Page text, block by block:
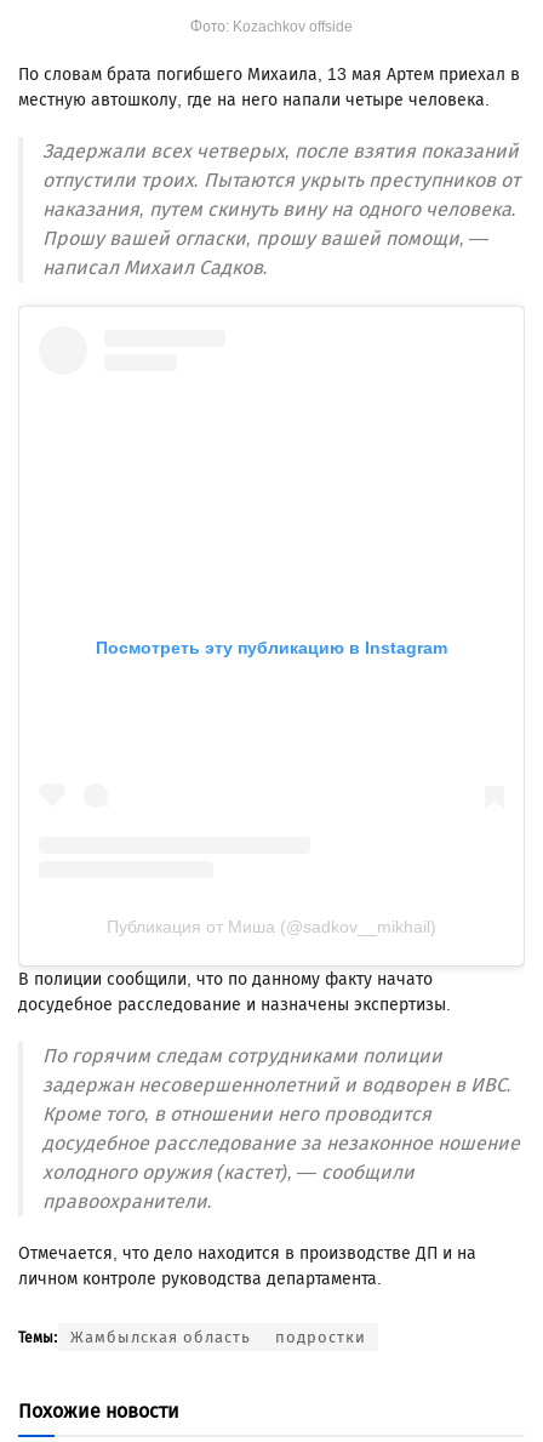
Фото: Kozachkov offside
По словам брата погибшего Михаила, 13 мая Артем приехал в
местную автошколу, где на него напали четыре человека.
Задержали всех четверых, после взятия показаний
отпустили троих. Пытаются укрыть преступников от
наказания, путем скинуть вину на одного человека.
Прошу вашей огласки, прошу вашей помощи, —
написал Михаил Садков.
Посмотреть эту публикацию в Instagram
Публикация от Миша (@sadkov__mikhail)
В полиции сообщили, что по данному факту начато
досудебное расследование и назначены экспертизы.
По горячим следам сотрудниками полиции
задержан несовершеннолетний и водворен в ИВС.
Кроме того, в отношении него проводится
досудебное расследование за незаконное ношение
холодного оружия (кастет), — сообщили
правоохранители.
Отмечается, что дело находится в производстве ДП и на
личном контроле руководства департамента.
Темы: Жамбылская область подростки
Похожие новости